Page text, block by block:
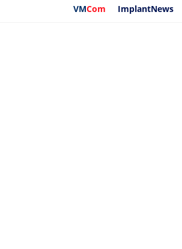
VMCom ImplantNews